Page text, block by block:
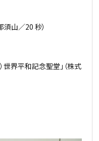
須山／20 秒）
世界平和記念聖堂」（株式